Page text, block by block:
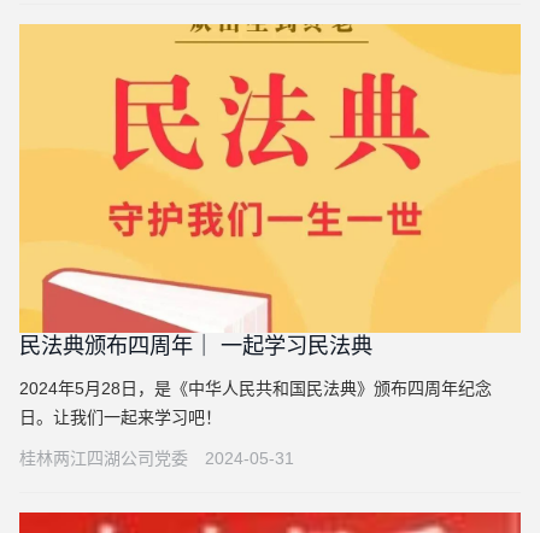
民法典颁布四周年｜ 一起学习民法典
2024年5月28日，是《中华人民共和国民法典》颁布四周年纪念
日。让我们一起来学习吧！
桂林两江四湖公司党委 2024-05-31